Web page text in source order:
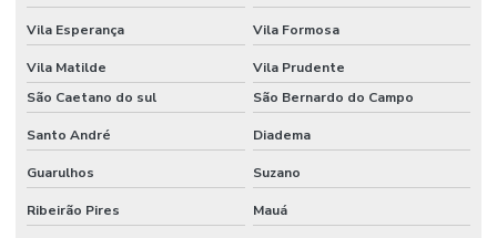
Vila Esperança Vila Formosa
Vila Matilde
Vila Prudente
São Caetano do sul
São Bernardo do Campo
Santo André Diadema
Guarulhos Suzano
Ribeirão Pires Mauá